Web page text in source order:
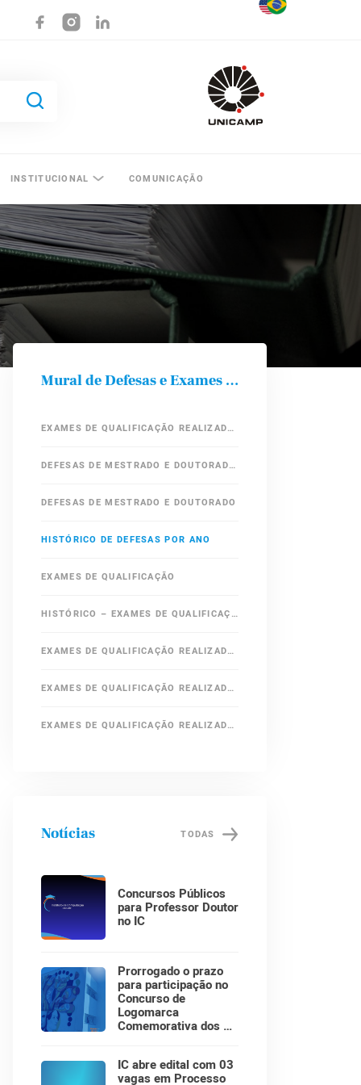
INSTITUCIONAL COMUNICAÇÃO
Mural de Defesas e Exames de Qualificação
EXAMES DE QUALIFICAÇÃO REALIZADOS EM 2019
DEFESAS DE MESTRADO E DOUTORADO – 2019
DEFESAS DE MESTRADO E DOUTORADO
HISTÓRICO DE DEFESAS POR ANO
EXAMES DE QUALIFICAÇÃO
HISTÓRICO – EXAMES DE QUALIFICAÇÃO REALIZADOS EM ANOS ANTERIORES
EXAMES DE QUALIFICAÇÃO REALIZADOS EM 2018
EXAMES DE QUALIFICAÇÃO REALIZADOS EM 2017
EXAMES DE QUALIFICAÇÃO REALIZADOS EM 2016
Notícias TODAS
Concursos Públicos
para Professor Doutor
no IC
Prorrogado o prazo
para participação no
Concurso de
Logomarca
Comemorativa dos 30
IC abre edital com 03
vagas em Processo